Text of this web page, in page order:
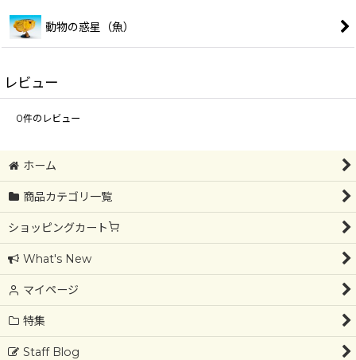
動物の惑星（魚）
レビュー
0件のレビュー
ホーム
商品カテゴリ一覧
ショッピングカート
What's New
マイページ
特集
Staff Blog